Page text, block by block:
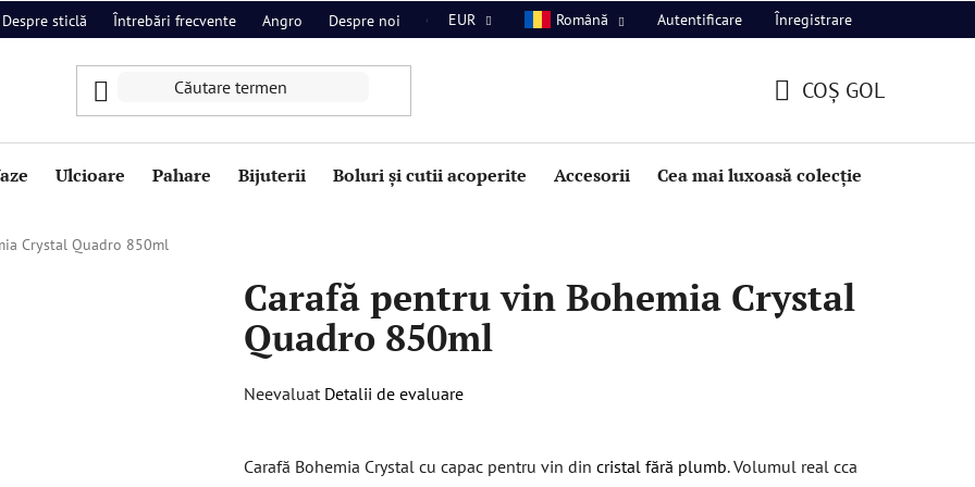
Despre sticlă Întrebări frecvente Angro Despre noi Contact
EUR Română Autentificare Înregistrare
DE
COŞ GOL
Ulcioare Pahare Bijuterii Boluri și cutii acoperite Accesorii Cea mai luxoasă colecție
Crystal Quadro 850ml
Carafă pentru vin Bohemia Crystal
Quadro 850ml
Evaluarea
produsului
Neevaluat Detalii de evaluare
Carafă Bohemia Crystal cu capac pentru vin din cristal fără plumb. Volumul real cca